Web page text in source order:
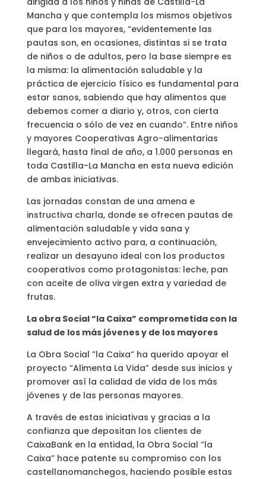
Mancha y que contempla los mismos objetivos
que para los mayores, “evidentemente las
pautas son, en ocasiones, distintas si se trata
de niños o de adultos, pero la base siempre es
la misma: la alimentación saludable y la
práctica de ejercicio físico es fundamental para
estar sanos, sabiendo que hay alimentos que
debemos comer a diario y, otros, con cierta
frecuencia o sólo de vez en cuando”. Entre niños
y mayores Cooperativas Agro-alimentarias
llegará, hasta final de año, a 1.000 personas en
toda Castilla-La Mancha en esta nueva edición
de ambas iniciativas.
Las jornadas constan de una amena e
instructiva charla, donde se ofrecen pautas de
alimentación saludable y vida sana y
envejecimiento activo para, a continuación,
realizar un desayuno ideal con los productos
cooperativos como protagonistas: leche, pan
con aceite de oliva virgen extra y variedad de
frutas.
La obra Social “la Caixa” comprometida con la
salud de los más jóvenes y de los mayores
La Obra Social ”la Caixa” ha querido apoyar el
proyecto “Alimenta La Vida” desde sus inicios y
promover así la calidad de vida de los más
jóvenes y de las personas mayores.
A través de estas iniciativas y gracias a la
confianza que depositan los clientes de
CaixaBank en la entidad, la Obra Social “la
Caixa” hace patente su compromiso con los
castellanomanchegos, haciendo posible estas